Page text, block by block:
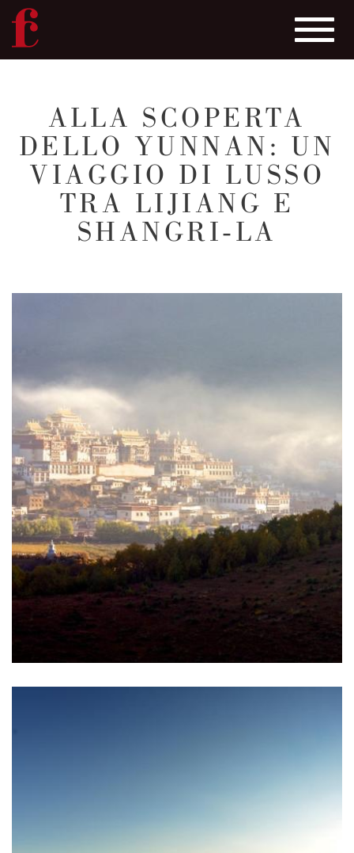
contenuto
principale
Toggle
ALLA SCOPERTA
DELLO YUNNAN: UN
VIAGGIO DI LUSSO
TRA LIJIANG E
SHANGRI-LA